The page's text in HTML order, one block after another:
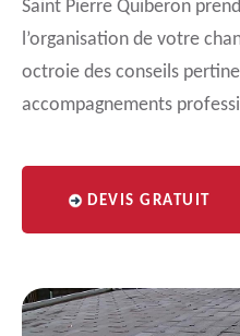
Saint Pierre Quiberon
l’organisation de votre
octroie des conseils
accompagnements
DEVIS GRATUIT